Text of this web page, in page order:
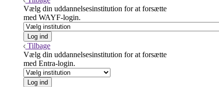
Vælg din uddannelsesinstitution for at forsætte
med WAYF-login.
Tilbage
Vælg din uddannelsesinstitution for at forsætte
med Entra-login.